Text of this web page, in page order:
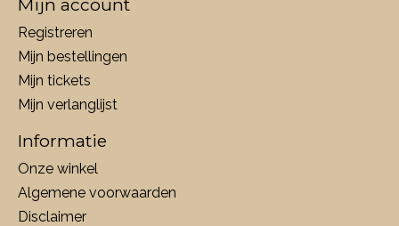
Mijn account
Registreren
Mijn bestellingen
Mijn tickets
Mijn verlanglijst
Informatie
Onze winkel
Algemene voorwaarden
Disclaimer